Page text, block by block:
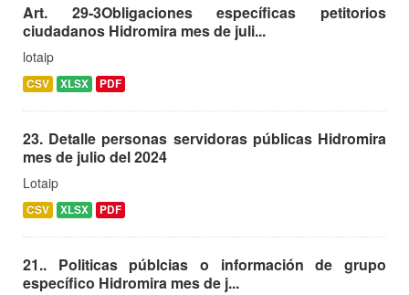
Art. 29-3Obligaciones específicas petitorios
ciudadanos Hidromira mes de juli...
lotaip
CSV XLSX PDF
23. Detalle personas servidoras públicas Hidromira
mes de julio del 2024
Lotaip
CSV XLSX PDF
21.. Politicas públcias o información de grupo
específico Hidromira mes de j...